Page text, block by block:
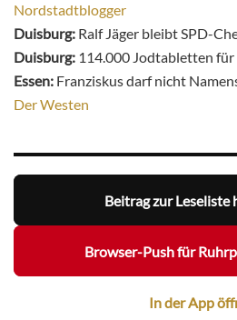
Nordstadtblogger
Duisburg: Ralf Jäger bleibt SPD-
Duisburg: 114.000 Jodtabletten
Essen: Franziskus darf nicht
Der Westen
Beitrag zur Leseliste
Browser-Push für
In der App